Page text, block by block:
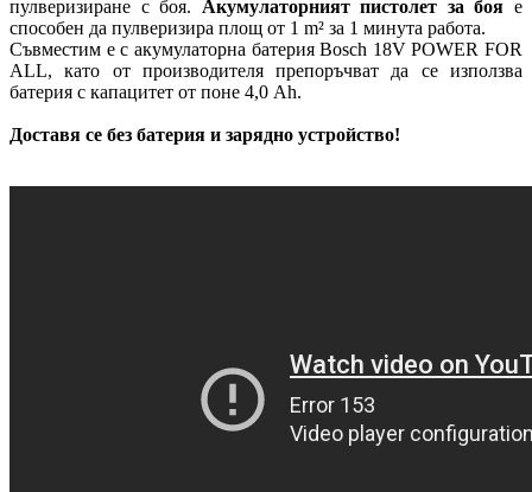
пулверизиране с боя. Акумулаторният пистолет за боя е
способен да пулверизира площ от 1 m² за 1 минута работа.
Съвместим е с акумулаторна батерия Bosch 18V POWER FOR
ALL, като от производителя препоръчват да се използва
батерия с капацитет от поне 4,0 Ah.
Доставя се без батерия и зарядно устройство!